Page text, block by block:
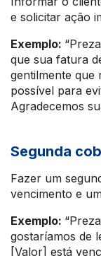
e solicitar ação
Exemplo:
que sua fatura
gentilmente que
possível para
Agradecemos
Segunda
Fazer um
vencimento e
Exemplo:
gostaríamos de
[Valor] está